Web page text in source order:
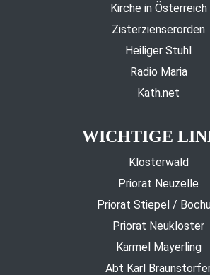
Kirche in Österreich
Zisterzienserorden
Heiliger Stuhl
Radio Maria
Kath.net
WICHTIGE
Klosterwald
Priorat Neuzelle
Priorat Stiepel /
Priorat Neukloster
Karmel Mayerling
Abt Karl